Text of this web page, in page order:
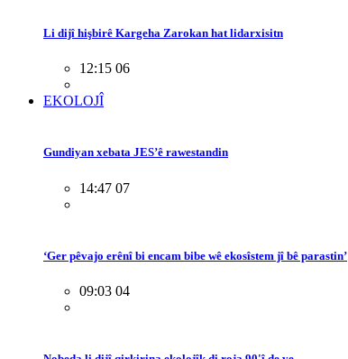
Li dijî hişbirê Kargeha Zarokan hat lidarxisitn
12:15 06
EKOLOJÎ
Gundiyan xebata JES’ê rawestandin
14:47 07
‘Ger pêvajo erênî bi encam bibe wê ekosîstem jî bê parastin’
09:03 04